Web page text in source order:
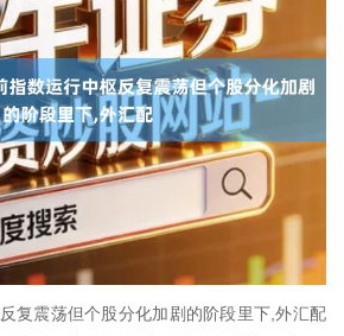
复震荡但个股分化加剧的阶段里下,外汇配